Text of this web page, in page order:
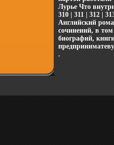
Лурье Что
310 | 311 | 312 |
Английский
сочинений, в
биографий,
.